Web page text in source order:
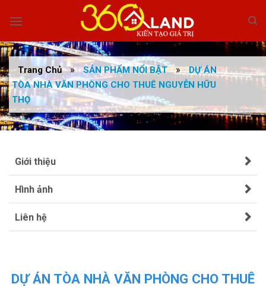
Trang Chủ » SẢN PHẨM NỔI BẬT » DỰ ÁN
TÒA NHÀ VĂN PHÒNG CHO THUÊ NGUYỄN HỮU
THỌ
Giới thiệu
Hình ảnh
Liên hệ
DỰ ÁN TÒA NHÀ VĂN PHÒNG CHO THUÊ